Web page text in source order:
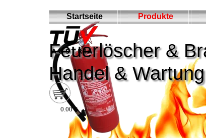
Feuerlöscher &
Startseite Produkte
Handel & Wartung
0.00 €